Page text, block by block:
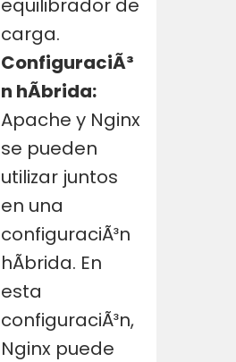
equilibrador de
carga.
ConfiguraciÃ³
n hÃ­brida:
Apache y Nginx
se pueden
utilizar juntos
en una
configuraciÃ³n
hÃ­brida. En
esta
configuraciÃ³n,
Nginx puede